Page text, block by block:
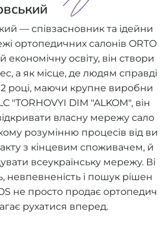
— співзасновник та ідейни
ортопедичних салонів ORTO
освіту, він створи
а як місце, де людям справді
році, маючи крупне виробни
"TORHOVYI DIM "ALKOM", він
власну мережу сало
розумінню процесів від ви
з кінцевим споживачем, й
всеукраїнську мережу. Ві
невпевненість і пошук рішен
не просто продає ортопедич
рухатися вперед.